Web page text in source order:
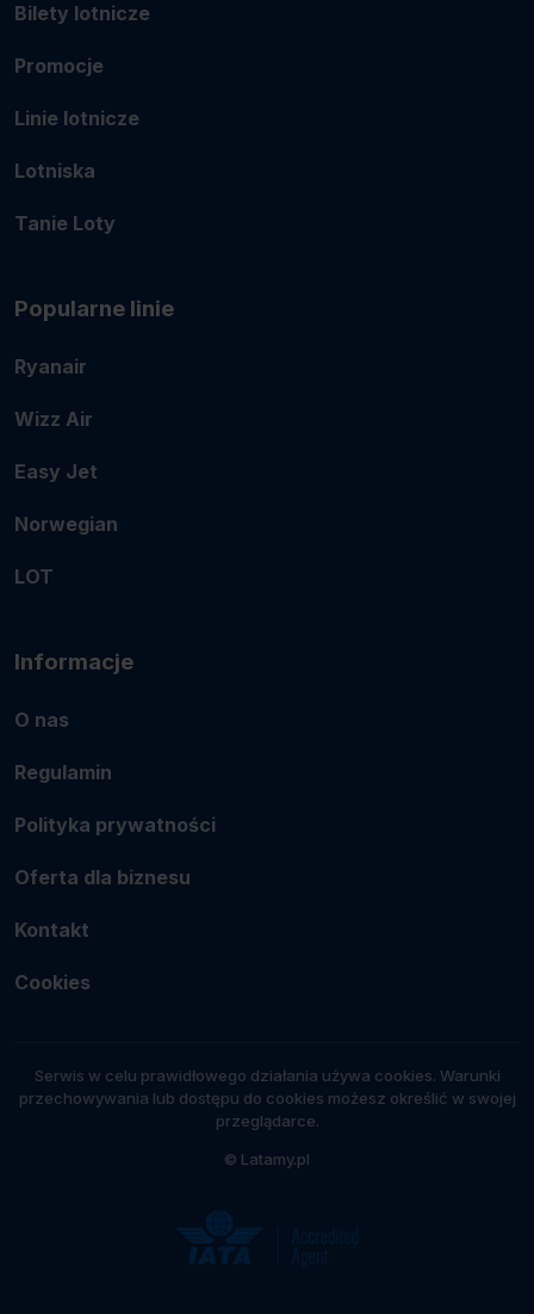
Bilety lotnicze
Promocje
Linie lotnicze
Lotniska
Tanie Loty
Popularne linie
Ryanair
Wizz Air
Easy Jet
Norwegian
LOT
Informacje
O nas
Regulamin
Polityka prywatności
Oferta dla biznesu
Kontakt
Cookies
Serwis w celu prawidłowego działania używa cookies. Warunki
przechowywania lub dostępu do cookies możesz określić w swojej
przeglądarce.
© Latamy.pl